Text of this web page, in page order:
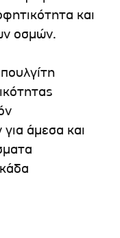
και
οσμών.
άμεσα και